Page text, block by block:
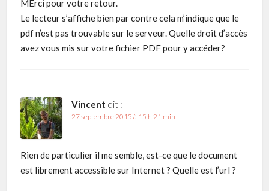
MErci pour votre retour.
Le lecteur s’affiche bien par contre cela m’indique que le
pdf n’est pas trouvable sur le serveur. Quelle droit d’accès
avez vous mis sur votre fichier PDF pour y accéder?
Vincent dit :
27 septembre 2015 à 15 h 21 min
Rien de particulier il me semble, est-ce que le document
est librement accessible sur Internet ? Quelle est l’url ?